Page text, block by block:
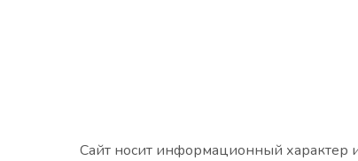
Сайт носит информационный характер